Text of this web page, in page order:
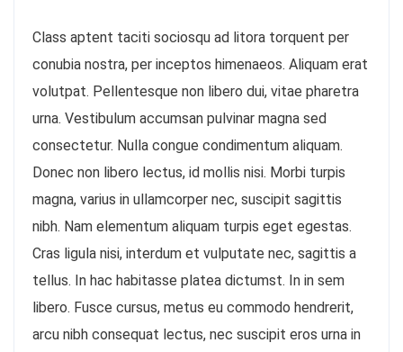
Class aptent taciti sociosqu ad litora torquent per
conubia nostra, per inceptos himenaeos. Aliquam erat
volutpat. Pellentesque non libero dui, vitae pharetra
urna. Vestibulum accumsan pulvinar magna sed
consectetur. Nulla congue condimentum aliquam.
Donec non libero lectus, id mollis nisi. Morbi turpis
magna, varius in ullamcorper nec, suscipit sagittis
nibh. Nam elementum aliquam turpis eget egestas.
Cras ligula nisi, interdum et vulputate nec, sagittis a
tellus. In hac habitasse platea dictumst. In in sem
libero. Fusce cursus, metus eu commodo hendrerit,
arcu nibh consequat lectus, nec suscipit eros urna in